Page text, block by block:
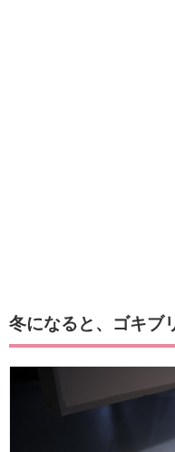
冬になると、ゴキブ